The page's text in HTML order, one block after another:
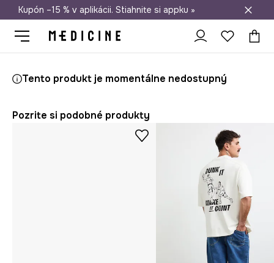
Doprava zadarmo od 50 €
Kupón –15 % v aplikácii. Stiahnite si appku »
Tento produkt je momentálne nedostupný
Pozrite si podobné produkty